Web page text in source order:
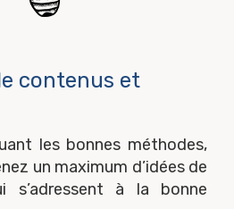
contenus et
les bonnes méthodes,
un maximum d’idées de
s’adressent à la bonne